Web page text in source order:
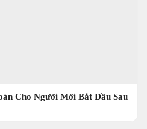
Cho Người Mới Bắt Đầu Sau